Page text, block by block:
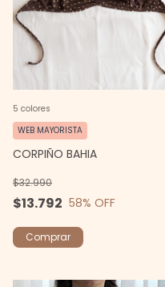
CORPIÑO BAHIA
$13.792
$32.990
58% OFF
WEB MAYORISTA
5 colores
Comprar